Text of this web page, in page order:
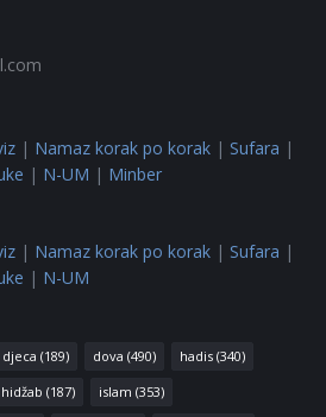
| Namaz korak po korak | Sufara |
| N-UM | Minber
| Namaz korak po korak | Sufara |
| N-UM
djeca (189) dova (490) hadis (340)
hidžab (187) islam (353)